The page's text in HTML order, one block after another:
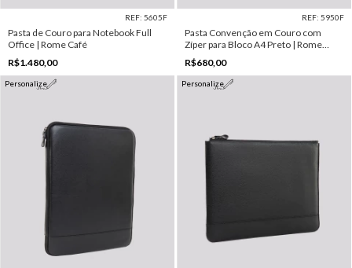
REF: 5605F
Pasta de Couro para Notebook Full
Office | Rome Café
R$1.480,00
REF: 5950F
Pasta Convenção em Couro com
Zíper para Bloco A4 Preto | Rome
Preto
R$680,00
Personalize Personalize